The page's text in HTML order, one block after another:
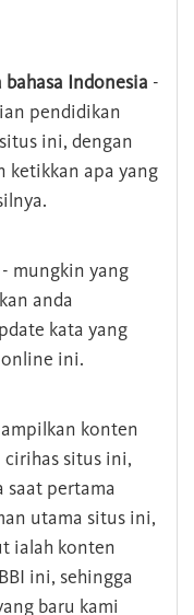
Indonesia -
pendidikan
ini, dengan
ketikkan apa yang
- mungkin yang
anda
kata yang
online ini.
konten
situs ini,
saat pertama
utama situs ini,
ialah konten
ini, sehingga
baru kami